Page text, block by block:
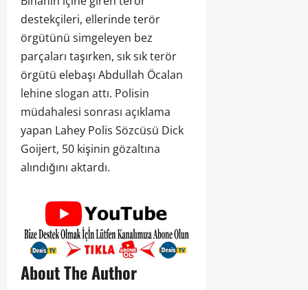
destekçileri, ellerinde terör
örgütünü simgeleyen bez
parçaları taşırken, sık sık terör
örgütü elebaşı Abdullah Öcalan
lehine slogan attı. Polisin
müdahalesi sonrası açıklama
yapan Lahey Polis Sözcüsü Dick
Goijert, 50 kişinin gözaltına
alındığını aktardı.
About The Author